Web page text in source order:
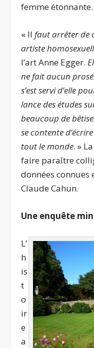
femme étonnante.
« Il faut arrêter de
artiste
l’art Anne Egger.
ne fait aucun
s’est servi d’elle
lance des études
beaucoup de
se contente
tout le monde. »
faire paraître
données connues
Claude Cahun.
Une enquête
L’
h
is
t
o
ir
e
a